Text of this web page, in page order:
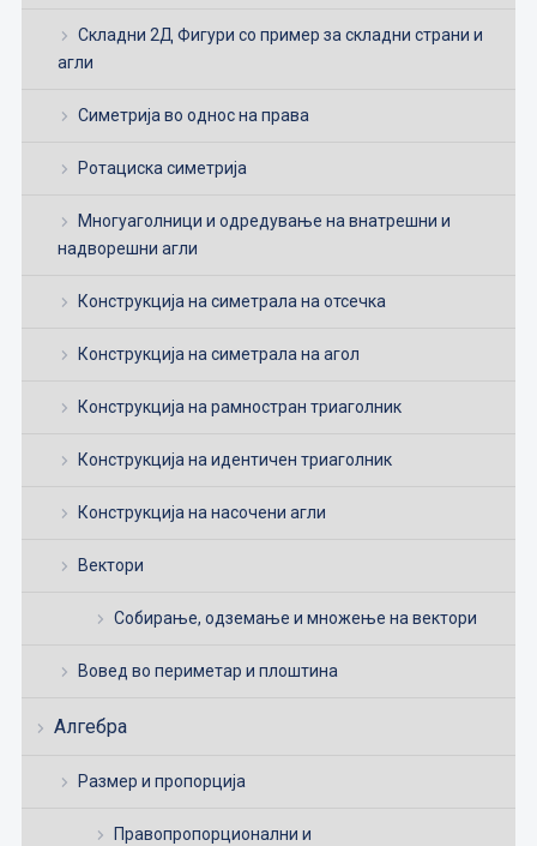
Складни 2Д Фигури со пример за складни страни и
агли
Симетрија во однос на права
Ротациска симетрија
Многуаголници и одредување на внатрешни и
надворешни агли
Конструкција на симетрала на отсечка
Конструкција на симетрала на агол
Конструкција на рамностран триаголник
Конструкција на идентичен триаголник
Конструкција на насочени агли
Вектори
Собирање, одземање и множење на вектори
Вовед во периметар и плоштина
Алгебра
Размер и пропорција
Правопропорционални и